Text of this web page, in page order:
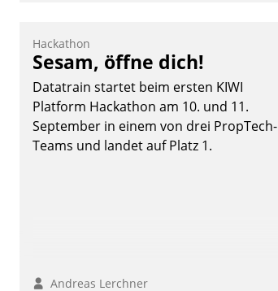
Die monatlichen Mitteilungen zum
Heizungs- und Wasserverbrauch gehen
automatisiert, vollständig und auf
Wunsch über mehrere zuvor festgelegte
Kommunikationswege bei den
Empfängern ein.
Hackathon
Sesam, öffne dich!
Datatrain startet beim ersten KIWI
Platform Hackathon am 10. und 11.
September in einem von drei PropTech-
Teams und landet auf Platz 1.
Andreas Lerchner